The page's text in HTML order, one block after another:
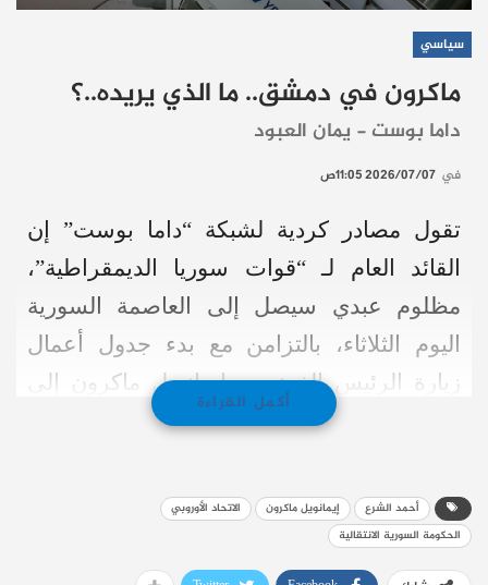
سياسي
ماكرون في دمشق.. ما الذي يريده..؟
داما بوست - يمان العبود
في 2026/07/07 11:05ص
تقول مصادر كردية لشبكة “داما بوست” إن
القائد العام لـ “قوات سوريا الديمقراطية”،
مظلوم عبدي سيصل إلى العاصمة السورية
اليوم الثلاثاء، بالتزامن مع بدء جدول أعمال
زيارة الرئيس الفرنسي إيمانويل ماكرون إلى
دمشق والتي وصلها مساء الاثنين، مشيرة إلى
رئيس المرحلة الانتقالية أحمد الشرع، وعبدي،
مما يشير إلى احتمالية التحول في مسار العلاقة
بين دمشق وقسد في المرحلة القادمة لترسيخ
أكمل القراءة
أحمد الشرع إيمانويل ماكرون
الاتحاد الأوروبي
الحكومة السورية الانتقالية